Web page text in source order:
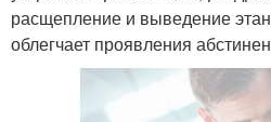
расщепление и выведение
облегчает проявления